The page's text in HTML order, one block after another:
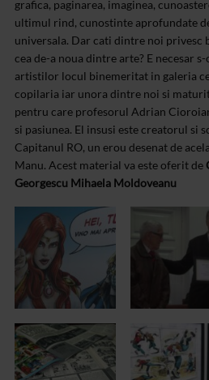
grafica, paginarea, imaginea,
ultimul rind, cunostinte aprofundate
universala. Dar cati dintre noi privesc
cea de-a noua dintre arte? E necesar
artistilor locul binemeritat in galeria
copilaria iar unora dintre noi si
pentru care profesorul Adrian
si pasiunea. El insusi este creatorul si
Capitanul RO, un erou desenat de
Manu. Acest material va este oferit de
Georgescu Mihaela Moldoveanu